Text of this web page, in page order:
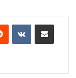
Reddit VKontakteShare via Email